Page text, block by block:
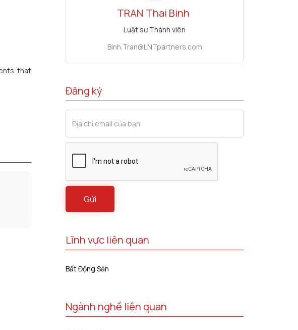
that
Thai Binh
TRAN
Luật sư Thành viên
Binh.Tran@LNTpartners.com
Đăng ký
Lĩnh vực liên quan
Bất Động Sản
Ngành nghề liên quan